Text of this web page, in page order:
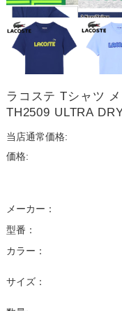
ラコステ Tシャツ
TH2509 ULTRA
当店通常価格:
価格:
メーカー：
型番：
カラー：
サイズ：